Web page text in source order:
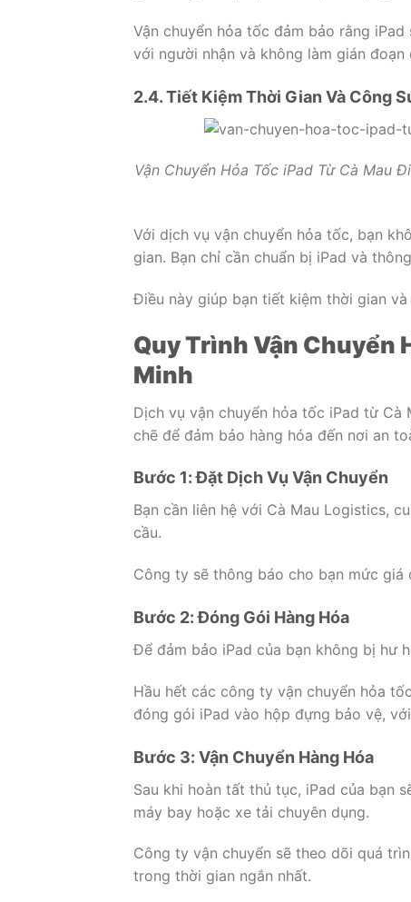
Vận chuyển hỏa tốc đảm bảo rằng
với người nhận và không làm gián đoạn
2.4. Tiết Kiệm Thời Gian Và Công
Vận Chuyển Hỏa Tốc iPad Từ Cà Mau
Với dịch vụ vận chuyển hỏa tốc, bạn
gian. Bạn chỉ cần chuẩn bị iPad và
Điều này giúp bạn tiết kiệm thời gian
Quy Trình Vận Chuyển
Minh
Dịch vụ vận chuyển hỏa tốc iPad từ
chẽ để đảm bảo hàng hóa đến nơi an
Bước 1: Đặt Dịch Vụ Vận Chuyển
Bạn cần liên hệ với Cà Mau Logistics,
cầu.
Công ty sẽ thông báo cho bạn mức
Bước 2: Đóng Gói Hàng Hóa
Để đảm bảo iPad của bạn không bị hư
Hầu hết các công ty vận chuyển hỏa
đóng gói iPad vào hộp đựng bảo vệ,
Bước 3: Vận Chuyển Hàng Hóa
Sau khi hoàn tất thủ tục, iPad của bạn
máy bay hoặc xe tải chuyên dụng.
Công ty vận chuyển sẽ theo dõi quá
trong thời gian ngắn nhất.